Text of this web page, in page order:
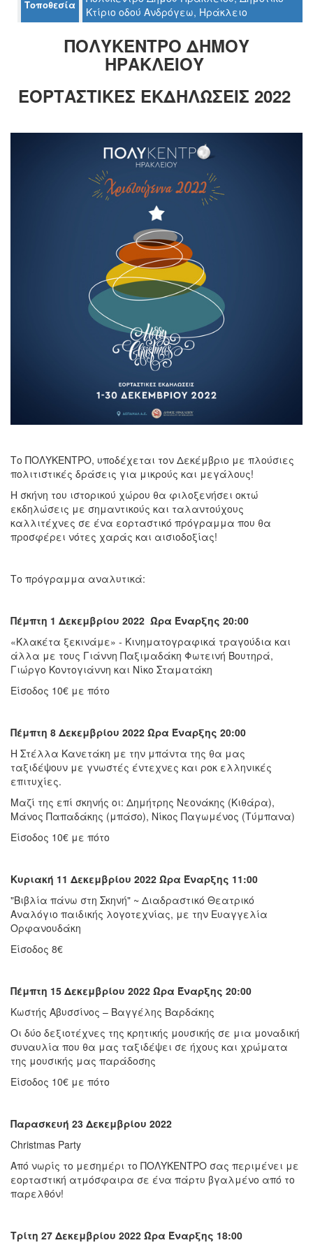
Τοποθεσία
Κτίριο οδού Ανδρόγεω, Ηράκλειο
ΠΟΛΥΚΕΝΤΡΟ ΔΗΜΟΥ
ΗΡΑΚΛΕΙΟΥ
ΕΟΡΤΑΣΤΙΚΕΣ ΕΚΔΗΛΩΣΕΙΣ 2022
Το ΠΟΛΥΚΕΝΤΡΟ, υποδέχεται τον Δεκέμβριο με πλούσιες
πολιτιστικές δράσεις για μικρούς και μεγάλους!
Η σκήνη του ιστορικού χώρου θα φιλοξενήσει οκτώ
εκδηλώσεις με σημαντικούς και ταλαντούχους
καλλιτέχνες σε ένα εορταστικό πρόγραμμα που θα
προσφέρει νότες χαράς και αισιοδοξίας!
Το πρόγραμμα αναλυτικά:
Πέμπτη 1 Δεκεμβρίου 2022 Ώρα Έναρξης 20:00
«Κλακέτα ξεκινάμε» - Κινηματογραφικά τραγούδια και
άλλα με τους Γιάννη Παξιμαδάκη Φωτεινή Βουτηρά,
Γιώργο Κοντογιάννη και Νίκο Σταματάκη
Είσοδος 10€ με πότο
Πέμπτη 8 Δεκεμβρίου 2022 Ώρα Έναρξης 20:00
Η Στέλλα Κανετάκη με την μπάντα της θα μας
ταξιδέψουν με γνωστές έντεχνες και ροκ ελληνικές
επιτυχίες.
Μαζί της επί σκηνής οι: Δημήτρης Νεονάκης (Κιθάρα),
Μάνος Παπαδάκης (μπάσο), Νίκος Παγωμένος (Τύμπανα)
Είσοδος 10€ με πότο
Κυριακή 11 Δεκεμβρίου 2022 Ώρα Έναρξης 11:00
"Βιβλία πάνω στη Σκηνή" ~ Διαδραστικό Θεατρικό
Αναλόγιο παιδικής λογοτεχνίας, με την Ευαγγελία
Ορφανουδάκη
Είσοδος 8€
Πέμπτη 15 Δεκεμβρίου 2022 Ώρα Έναρξης 20:00
Κωστής Αβυσσίνος – Βαγγέλης Βαρδάκης
Οι δύο δεξιοτέχνες της κρητικής μουσικής σε μια μοναδική
συναυλία που θα μας ταξιδέψει σε ήχους και χρώματα
της μουσικής μας παράδοσης
Είσοδος 10€ με πότο
Παρασκευή 23 Δεκεμβρίου 2022
Christmas Party
Από νωρίς το μεσημέρι το ΠΟΛΥΚΕΝΤΡΟ σας περιμένει με
εορταστική ατμόσφαιρα σε ένα πάρτυ βγαλμένο από το
παρελθόν!
Τρίτη 27 Δεκεμβρίου 2022 Ώρα Έναρξης 18:00